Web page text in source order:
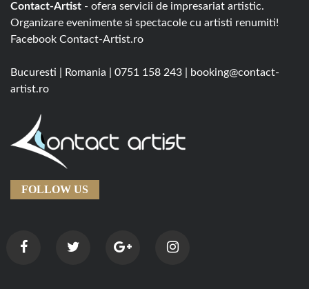
Contact-Artist - ofera servicii de impresariat artistic.
Organizare evenimente si spectacole cu artisti renumiti!
Facebook Contact-Artist.ro
Bucuresti Romania 0751 158 243
booking@contact-
artist.ro
FOLLOW US